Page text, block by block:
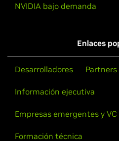
NVIDIA bajo demanda
Enlaces
Desarrolladores Partners
Información ejecutiva
Empresas emergentes y VC
Formación técnica